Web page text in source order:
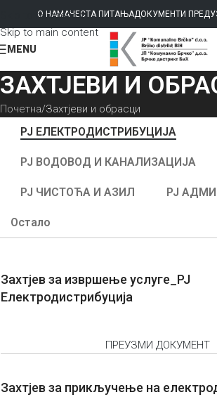
Skip to navigation
Skip to main content
О НАМАЧЕСТА ПИТАЊАДОКУМЕНТИ
MENU
ЗАХТЈЕВИ И
Почетна Захтјеви и обрасци
РЈ ЕЛЕКТРОДИСТРИБУЦИЈА
РЈ ВОДОВОД И КАНАЛИЗАЦИЈА
РЈ ЧИСТОЋА И АЗИЛ РЈ
Остало
Захтјев за извршење услуге_РЈ
Електродистрибуција
ПРЕУЗМИ ДОКУМЕНТ
Захтјев за прикључење на